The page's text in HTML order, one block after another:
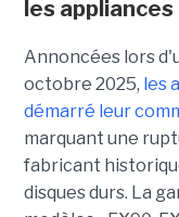
les
Annoncées lors
octobre 2025, les
démarré leur
marquant une
fabricant
disques durs. La